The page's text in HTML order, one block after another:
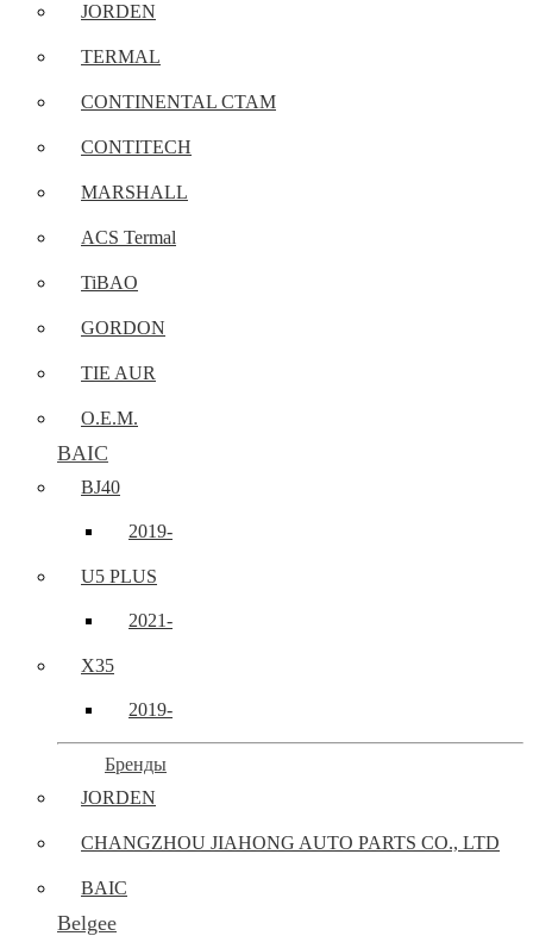
JORDEN
TERMAL
CONTINENTAL CTAM
CONTITECH
MARSHALL
ACS Termal
TiBAO
GORDON
TIE AUR
O.E.M.
BAIC
BJ40
2019-
U5 PLUS
2021-
X35
2019-
Бренды
JORDEN
CHANGZHOU JIAHONG AUTO PARTS CO., LTD
BAIC
Belgee